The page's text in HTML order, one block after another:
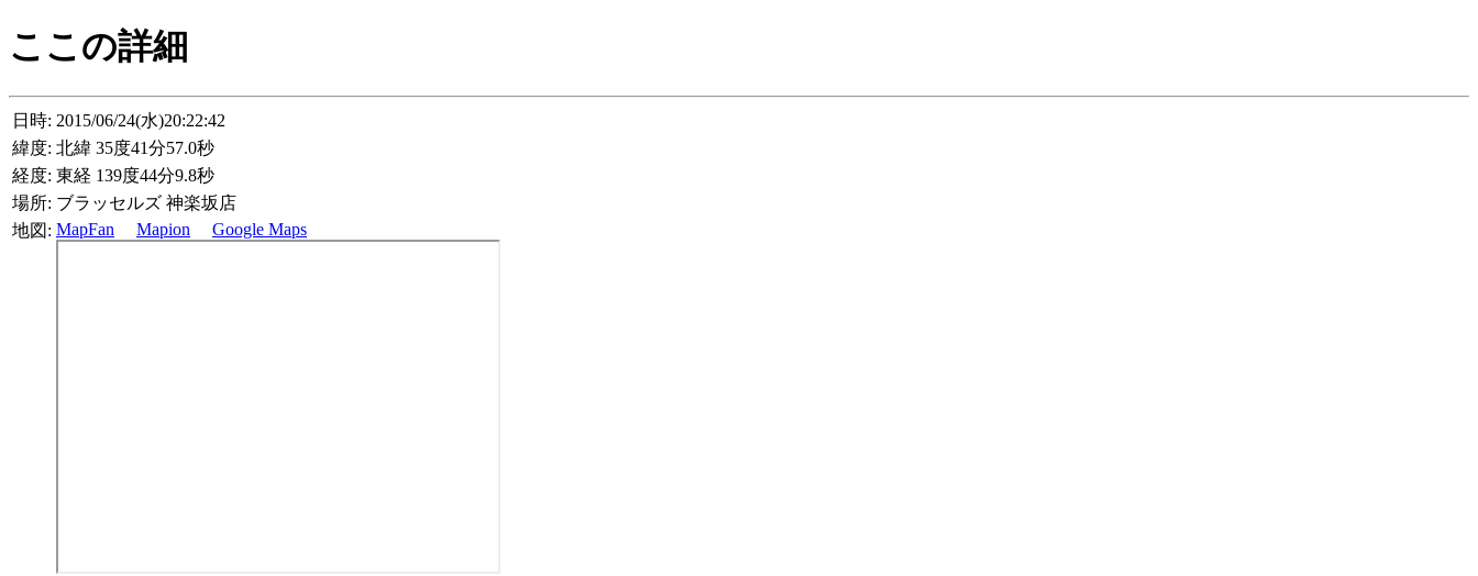
ここの詳細
日時: 2015/06/24(水)20:22:42
緯度: 北緯 35度41分57.0秒
経度: 東経 139度44分9.8秒
場所: ブラッセルズ 神楽坂店
地図: MapFan Mapion Google Maps